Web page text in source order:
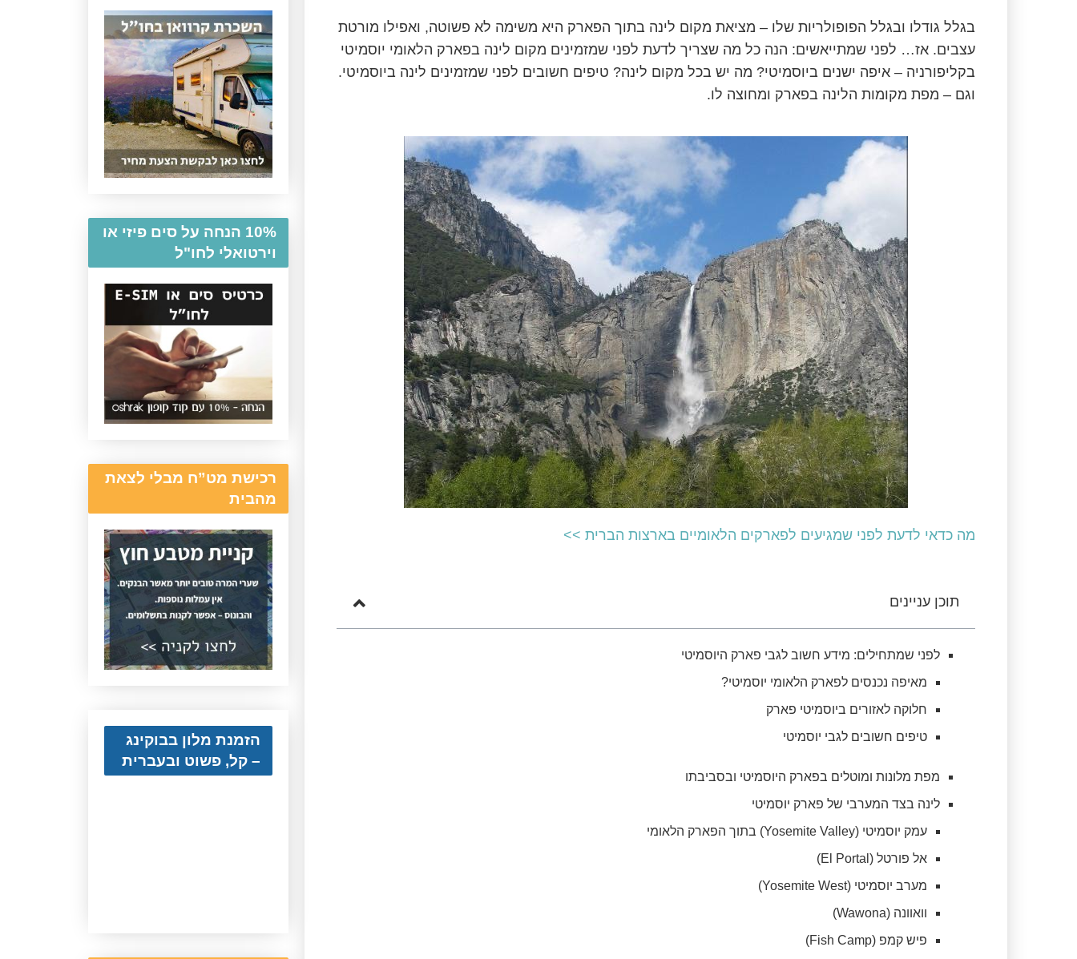
בגלל גודלו ובגלל הפופולריות שלו – מציאת מקום לינה בתוך הפארק היא משימה לא פשוטה, ואפילו מורטת
עצבים. אז… לפני שמתייאשים: הנה כל מה שצריך לדעת לפני שמזמינים מקום לינה בפארק הלאומי יוסמיטי
בקליפורניה – איפה ישנים ביוסמיטי? מה יש בכל מקום לינה? טיפים חשובים לפני שמזמינים לינה ביוסמיטי.
וגם – מפת מקומות הלינה בפארק ומחוצה לו.
מה כדאי לדעת לפני שמגיעים לפארקים הלאומיים בארצות הברית >>
תוכן עניינים
לפני שמתחילים: מידע חשוב לגבי פארק היוסמיטי
מאיפה נכנסים לפארק הלאומי יוסמיטי?
חלוקה לאזורים ביוסמיטי פארק
טיפים חשובים לגבי יוסמיטי​
מפת מלונות ומוטלים בפארק היוסמיטי ובסביבתו
לינה בצד המערבי של פארק יוסמיטי
עמק יוסמיטי (Yosemite Valley) בתוך הפארק הלאומי
אל פורטל (El Portal)
מערב יוסמיטי (Yosemite West)
וואוונה (Wawona)
פיש קמפ (Fish Camp)
10% הנחה על סים פיזי או
וירטואלי לחו"ל
רכישת מט”ח מבלי לצאת
מהבית
הזמנת מלון בבוקינג
– קל, פשוט ובעברית